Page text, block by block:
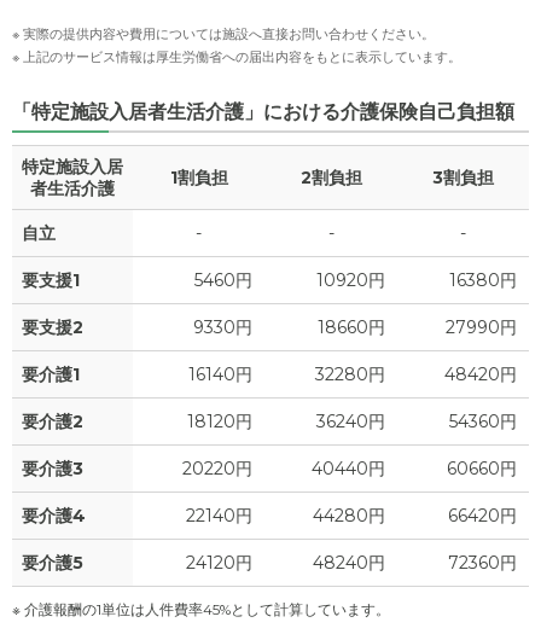
※ 実際の提供内容や費用については施設へ直接お問い合わせください。
※ 上記のサービス情報は厚生労働省への届出内容をもとに表示しています。
「特定施設入居者生活介護」における介護保険自己負担額
特定施設入居
者生活介護
1割負担 2割負担 3割負担
自立 - - -
要支援1 5460円 10920円 16380円
要支援2 9330円 18660円 27990円
要介護1 16140円 32280円 48420円
要介護2 18120円 36240円 54360円
要介護3 20220円 40440円 60660円
要介護4 22140円 44280円 66420円
要介護5 24120円 48240円 72360円
※ 介護報酬の1単位は人件費率45%として計算しています。